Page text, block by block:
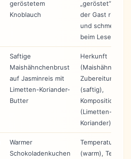
geröstetem
Knoblauch
„geröstet” —
der Gast riecht
und schmeckt
beim Lesen
Saftige
Maishähnchenbrust
auf Jasminreis mit
Limetten-Koriander-
Butter
Herkunft
(Maishähnchen),
Zubereitungsart
(saftig),
Komposition
(Limetten-
Koriander)
Warmer
Schokoladenkuchen
Temperatur
(warm), Textur